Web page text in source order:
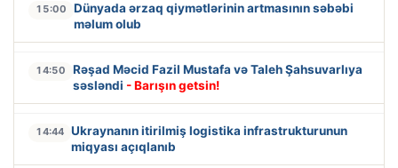
15:00
Dünyada ərzaq qiymətlərinin artmasının səbəbi
məlum olub
14:50
Rəşad Məcid Fazil Mustafa və Taleh Şahsuvarlıya
səsləndi - Barışın getsin!
14:44 Ukraynanın itirilmiş logistika infrastrukturunun
miqyası açıqlanıb